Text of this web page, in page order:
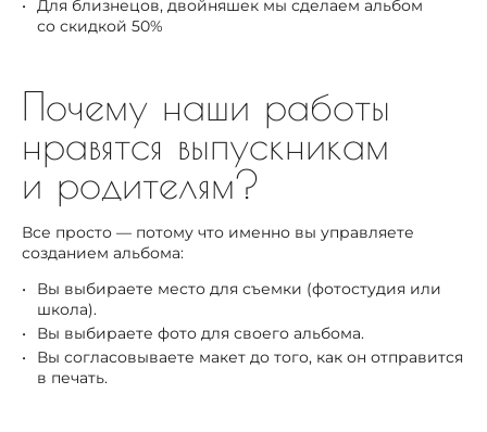
Для близнецов, двойняшек мы сделаем альбом
со скидкой 50%
Почему наши работы
нравятся выпускникам
и родителям?
Все просто — потому что именно вы управляете
созданием альбома:
Вы выбираете место для съемки (фотостудия или
школа).
Вы выбираете фото для своего альбома.
Вы согласовываете макет до того, как он отправится
в печать.